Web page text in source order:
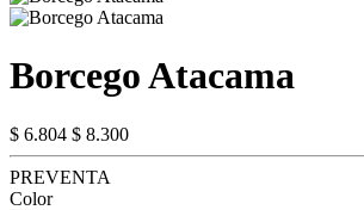
Borcego Atacama
$ 6.804 $ 8.300
PREVENTA
Color